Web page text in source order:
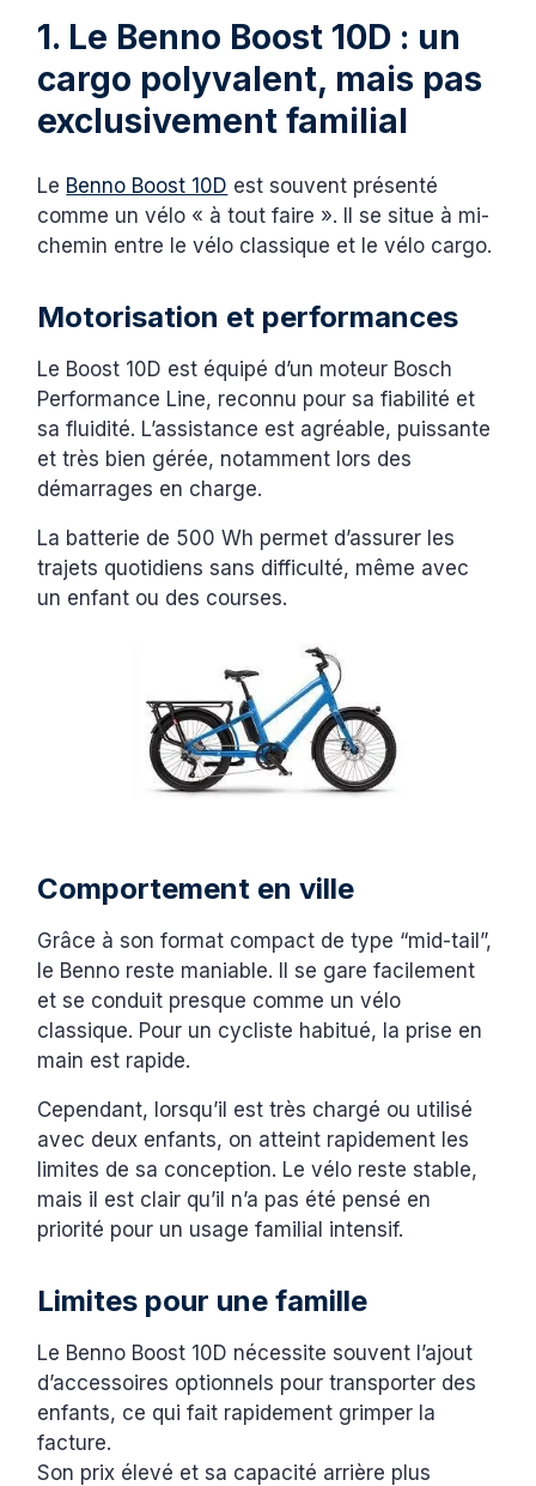
1. Le Benno Boost 10D : un
cargo polyvalent, mais pas
exclusivement familial
Le Benno Boost 10D est souvent présenté
comme un vélo « à tout faire ». Il se situe à mi-
chemin entre le vélo classique et le vélo cargo.
Motorisation et performances
Le Boost 10D est équipé d’un moteur Bosch
Performance Line, reconnu pour sa fiabilité et
sa fluidité. L’assistance est agréable, puissante
et très bien gérée, notamment lors des
démarrages en charge.
La batterie de 500 Wh permet d’assurer les
trajets quotidiens sans difficulté, même avec
un enfant ou des courses.
Comportement en ville
Grâce à son format compact de type “mid-tail”,
le Benno reste maniable. Il se gare facilement
et se conduit presque comme un vélo
classique. Pour un cycliste habitué, la prise en
main est rapide.
Cependant, lorsqu’il est très chargé ou utilisé
avec deux enfants, on atteint rapidement les
limites de sa conception. Le vélo reste stable,
mais il est clair qu’il n’a pas été pensé en
priorité pour un usage familial intensif.
Limites pour une famille
Le Benno Boost 10D nécessite souvent l’ajout
d’accessoires optionnels pour transporter des
enfants, ce qui fait rapidement grimper la
facture.
Son prix élevé et sa capacité arrière plus